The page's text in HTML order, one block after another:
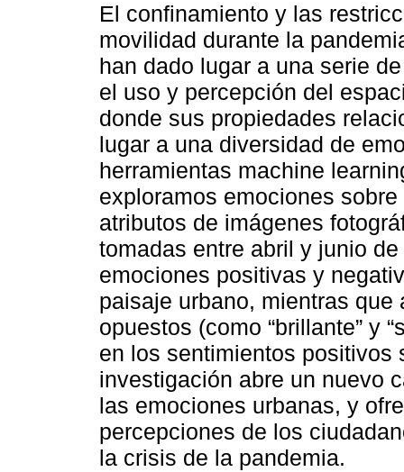
El confinamiento y las
movilidad durante la
han dado lugar a una serie
el uso y percepción del
donde sus propiedades
lugar a una diversidad de
herramientas machine
exploramos emociones
atributos de imágenes
tomadas entre abril y junio
emociones positivas y
paisaje urbano, mientras
opuestos (como “brillante” y
en los sentimientos positivos
investigación abre un nuevo
las emociones urbanas, y
percepciones de los
la crisis de la pandemia.